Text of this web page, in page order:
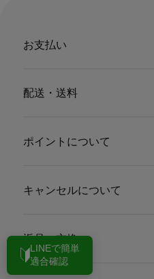
お支払い
配送・送料
ポイントについて
キャンセルについて
返品・交換
LINEで簡単
適合確認